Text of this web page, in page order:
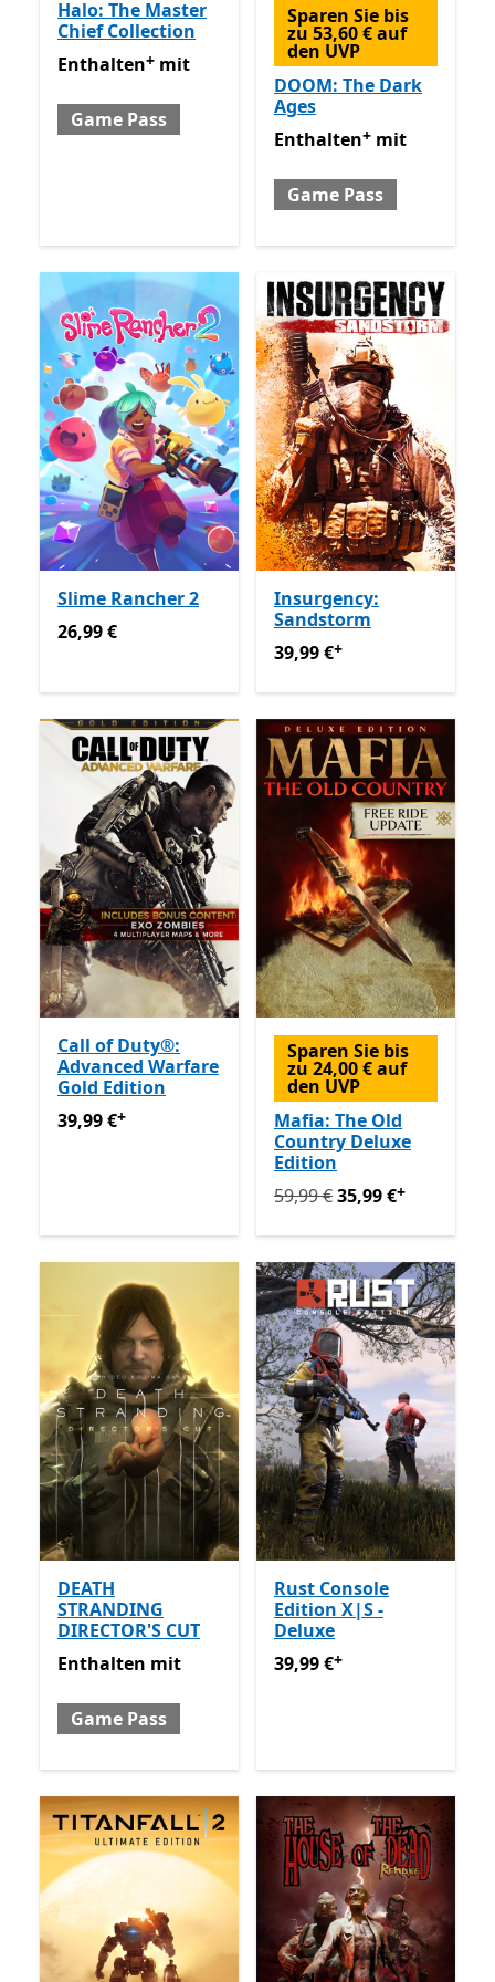
Halo: The Master
Chief Collection
Enthalten mit Game Pass
Enthält In-App-Käufe
Enthalten+ mit
Game Pass
Sparen Sie bis
zu 53,60 € auf
den UVP
DOOM: The Dark
Ages
Enthalten mit Game Pass
Enthalten+ mit
Game Pass
Slime Rancher 2
26,99 €
26,99 €
Insurgency:
Sandstorm
39,99 €Enthält In-App-
39,99 €+
Call of Duty®:
Advanced Warfare
Gold Edition
39,99 €Enthält In-App-Käufe
39,99 €+
Sparen Sie bis
zu 24,00 € auf
den UVP
Mafia: The Old
Country Deluxe
Edition
Ursprünglich 59,99 € jetzt
59,99 €35,99 €+
DEATH
STRANDING
DIRECTOR'S CUT
Enthalten mit Game Pass
Enthalten mit
Game Pass
Rust Console
Edition X|S -
Deluxe
39,99 €Enthält In-App-
39,99 €+